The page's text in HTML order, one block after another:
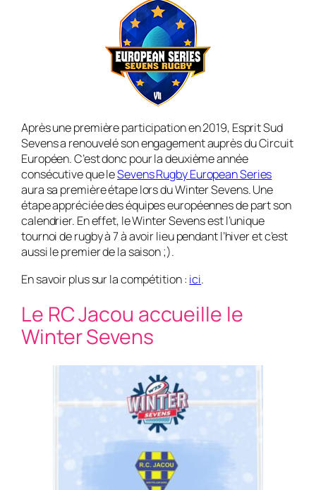
Après une première participation en 2019, Esprit Sud
Sevens a renouvelé son engagement auprès du Circuit
Européen. C’est donc pour la deuxième année
consécutive que leSevens Rugby European Series
aura sa première étape lors du Winter Sevens. Une
étape appréciée des équipes européennes de part son
calendrier. En effet, le Winter Sevens est l’unique
tournoi de rugby à 7 à avoir lieu pendant l’hiver et c’est
aussi le premier de la saison ;).
En savoir plus sur la compétition : ici.
Le RC Jacou accueille le
Winter Sevens